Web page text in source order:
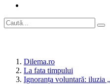
Dilema.ro
La fata timpului
Ignoranța voluntară: iluzia